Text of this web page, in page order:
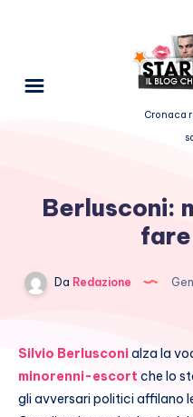
Cronaca
Berlusconi:
Da Redazione
Silvio Berlusconialza la
minorenni-escort che lo
gli avversari politici affilano